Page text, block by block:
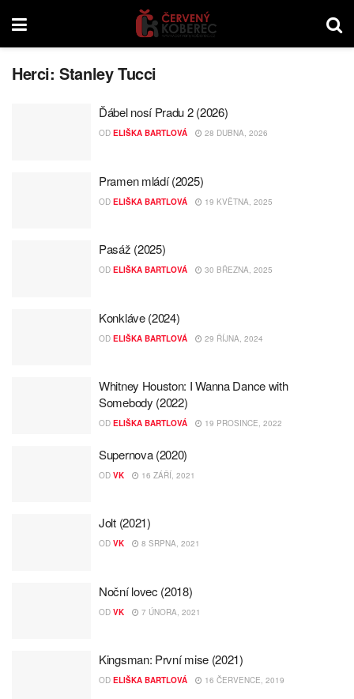
Herci:Stanley Tucci
Ďábel nosí Pradu 2 (2026)
OD ELIŠKA BARTLOVÁ 28 DUBNA, 2026
Pramen mládí (2025)
OD ELIŠKA BARTLOVÁ 19 KVĚTNA, 2025
Pasáž (2025)
OD ELIŠKA BARTLOVÁ 30 BŘEZNA, 2025
Konkláve (2024)
OD ELIŠKA BARTLOVÁ 29 ŘÍJNA, 2024
Whitney Houston: I Wanna Dance with
Somebody (2022)
OD ELIŠKA BARTLOVÁ 19 PROSINCE, 2022
Supernova (2020)
OD VK 16 ZÁŘÍ, 2021
Jolt (2021)
OD VK 8 SRPNA, 2021
Noční lovec (2018)
OD VK 7 ÚNORA, 2021
Kingsman: První mise (2021)
OD ELIŠKA BARTLOVÁ 16 ČERVENCE, 2019